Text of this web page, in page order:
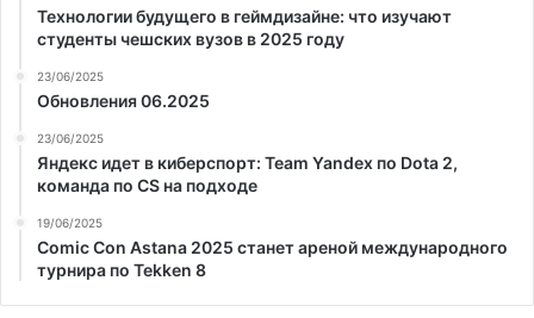
Технологии будущего в геймдизайне: что изучают
студенты чешских вузов в 2025 году
23/06/2025
Обновления 06.2025
23/06/2025
Яндекс идет в киберспорт: Team Yandex по Dota 2,
команда по CS на подходе
19/06/2025
Comic Con Astana 2025 станет ареной международного
турнира по Tekken 8